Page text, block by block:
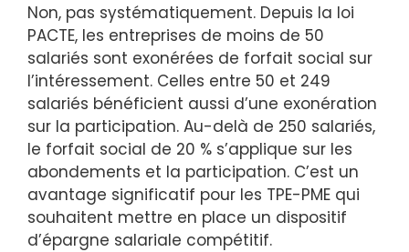
Non, pas systématiquement. Depuis la loi
PACTE, les entreprises de moins de 50
salariés sont exonérées de forfait social sur
l’intéressement. Celles entre 50 et 249
salariés bénéficient aussi d’une exonération
sur la participation. Au-delà de 250 salariés,
le forfait social de 20 % s’applique sur les
abondements et la participation. C’est un
avantage significatif pour les TPE-PME qui
souhaitent mettre en place un dispositif
d’épargne salariale compétitif.